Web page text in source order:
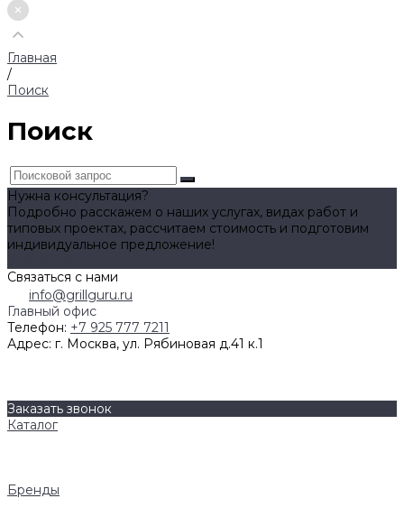
Главная
/
Поиск
Поиск
Нужна консультация?
Подробно расскажем о наших услугах, видах работ и
типовых проектах, рассчитаем стоимость и подготовим
индивидуальное предложение!
Связаться с нами
info@grillguru.ru
Главный офис
Телефон: +7 925 777 7211
Адрес: г. Москва, ул. Рябиновая д.41 к.1
Заказать звонок
Каталог
Бренды